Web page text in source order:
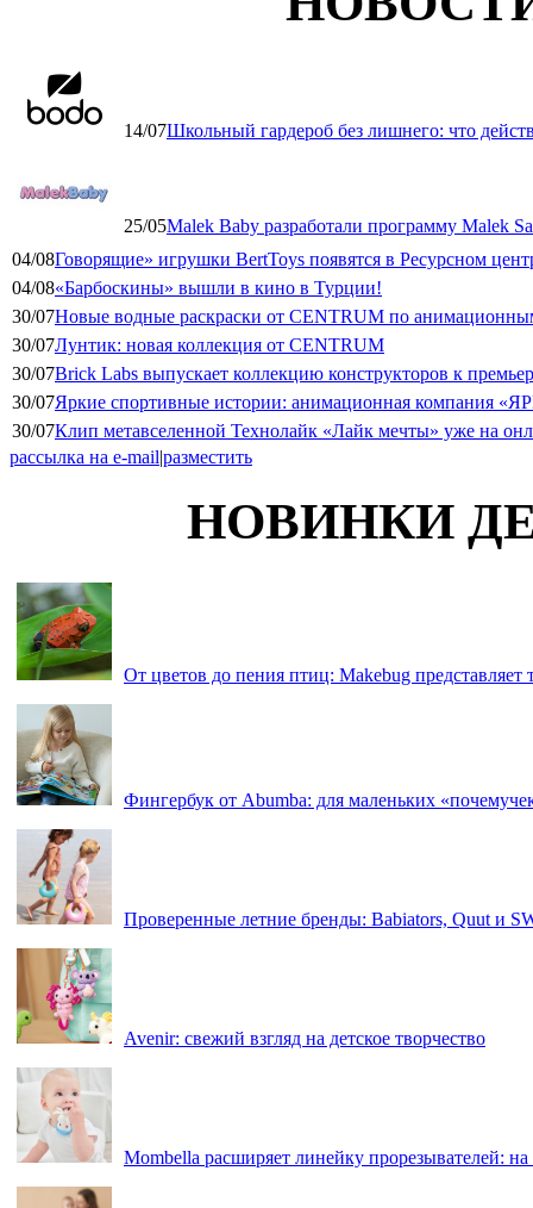
14/07Школьный гардероб без лишнего: что
25/05Malek Baby разработали программу Malek
04/08Говорящие» игрушки BertToys появятся в Ресурсном
04/08«Барбоскины» вышли в кино в Турции!
30/07Новые водные раскраски от CENTRUM по
30/07Лунтик: новая коллекция от CENTRUM
30/07Brick Labs выпускает коллекцию конструкторов к
30/07Яркие спортивные истории: анимационная компания
30/07Клип метавселенной Технолайк «Лайк мечты» уже на
рассылка на e-mail|разместить
НОВИНКИ
От цветов до пения птиц: Makebug представляет
Фингербук от Abumba: для маленьких
Проверенные летние бренды: Babiators, Quut и
Avenir: свежий взгляд на детское творчество
Mombella расширяет линейку прорезывателей: